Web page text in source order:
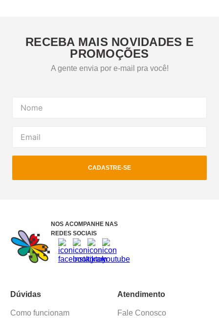
RECEBA MAIS NOVIDADES E
PROMOÇÕES
A gente envia por e-mail pra você!
CADASTRE-SE
NOS ACOMPANHE NAS
REDES SOCIAIS
Dúvidas
Como funcionam
Atendimento
Fale Conosco